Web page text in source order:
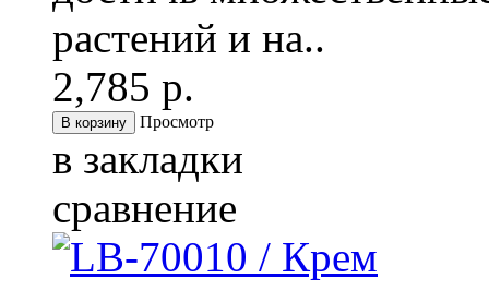
растений и на..
2,785 р.
Просмотр
в закладки
сравнение